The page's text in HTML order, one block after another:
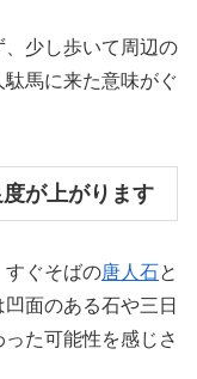
少し歩いて周辺の
馬に来た意味がぐ
が上がります
すぐそばの唐人石と
面のある石や三日
た可能性を感じさ